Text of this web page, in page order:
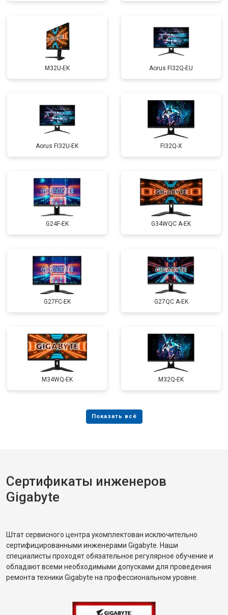
M32U-EK Aorus FI32Q-EU
Aorus FI32U-EK FI32Q-X
G24F-EK G34WQC A-EK
G27FC-EK G27QC A-EK
M34WQ-EK M32Q-EK
Сертификаты инженеров
Gigabyte
Штат сервисного центра укомплектован исключительно
сертифицированными инженерами Gigabyte. Наши
специалисты проходят обязательное регулярное обучение и
обладают всеми необходимыми допусками для проведения
ремонта техники Gigabyte на профессиональном уровне.